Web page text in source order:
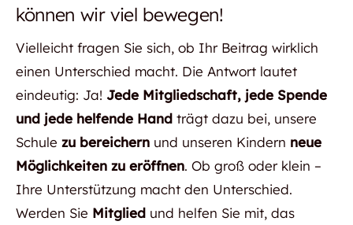
können wir viel bewegen!
Vielleicht fragen Sie sich, ob Ihr Beitrag wirklich
einen Unterschied macht. Die Antwort lautet
eindeutig: Ja! Jede Mitgliedschaft, jede Spende
und jede helfende Handträgt dazu bei, unsere
Schule zu bereichernund unseren Kindern neue
Möglichkeiten zu eröffnen. Ob groß oder klein –
Ihre Unterstützung macht den Unterschied.
Werden Sie Mitglied und helfen Sie mit, das